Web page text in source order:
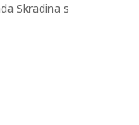
Skradina s